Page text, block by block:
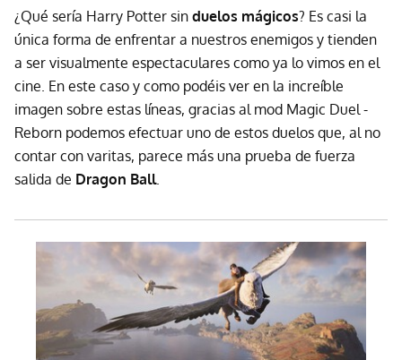
¿Qué sería Harry Potter sin duelos mágicos? Es casi la
única forma de enfrentar a nuestros enemigos y tienden
a ser visualmente espectaculares como ya lo vimos en el
cine. En este caso y como podéis ver en la increíble
imagen sobre estas líneas, gracias al mod Magic Duel -
Reborn podemos efectuar uno de estos duelos que, al no
contar con varitas, parece más una prueba de fuerza
salida de Dragon Ball.